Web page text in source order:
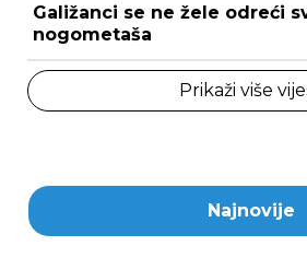
Galižanci se ne žele odreći
nogometaša
Prikaži više
Najnovije